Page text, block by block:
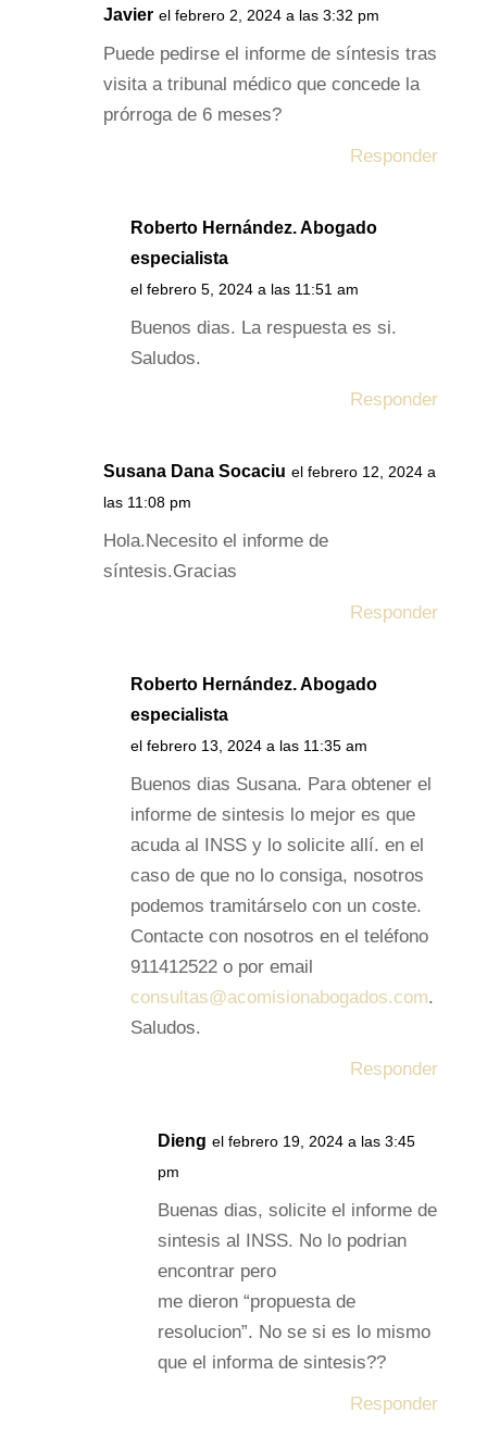
Javier el febrero 2, 2024 a las 3:32 pm
Puede pedirse el informe de síntesis tras
visita a tribunal médico que concede la
prórroga de 6 meses?
Responder
Roberto Hernández. Abogado
especialista
el febrero 5, 2024 a las 11:51 am
Buenos dias. La respuesta es si.
Saludos.
Responder
Susana Dana Socaciu el febrero 12, 2024 a
las 11:08 pm
Hola.Necesito el informe de
síntesis.Gracias
Responder
Roberto Hernández. Abogado
especialista
el febrero 13, 2024 a las 11:35 am
Buenos dias Susana. Para obtener el
informe de sintesis lo mejor es que
acuda al INSS y lo solicite allí. en el
caso de que no lo consiga, nosotros
podemos tramitárselo con un coste.
Contacte con nosotros en el teléfono
911412522 o por email
consultas@acomisionabogados.com.
Saludos.
Responder
Dieng el febrero 19, 2024 a las 3:45
pm
Buenas dias, solicite el informe de
sintesis al INSS. No lo podrian
encontrar pero
me dieron “propuesta de
resolucion”. No se si es lo mismo
que el informa de sintesis??
Responder